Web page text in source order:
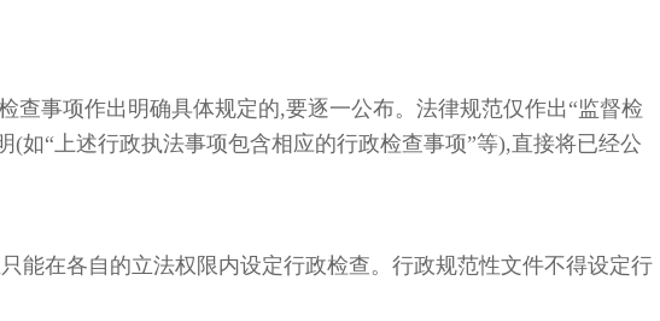
事项作出明确具体规定的,要逐一公布。法律规范仅作出“监督检
如“上述行政执法事项包含相应的行政检查事项”等),直接将已经公
能在各自的立法权限内设定行政检查。行政规范性文件不得设定行